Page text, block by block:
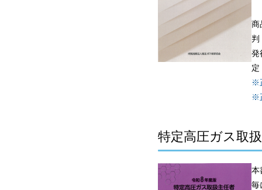
商
発
※
※
特定高圧ガス取
本
毎